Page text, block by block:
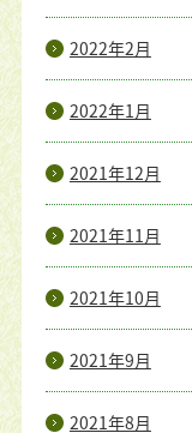
2022年2月
2022年1月
2021年12月
2021年11月
2021年10月
2021年9月
2021年8月